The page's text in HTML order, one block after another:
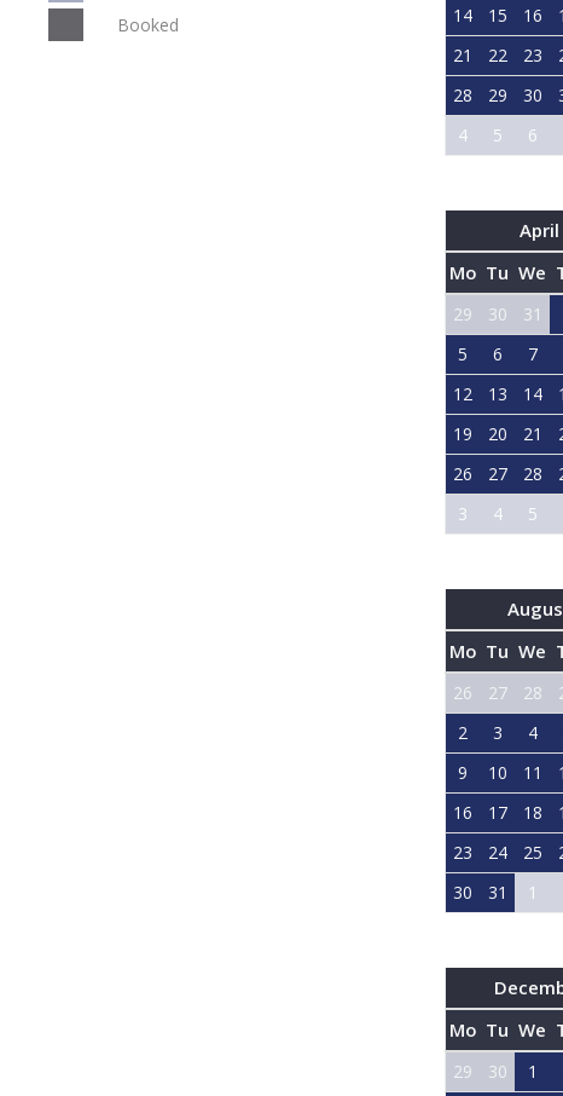
Booked
14
15 16
21
22 23
28
29 30
4
5 6
April
Mo Tu We
29 30 31
5
6 7
12
13 14
19
20 21
26
27 28
3
4 5
Mo Tu We
26 27 28
2
3 4
9
10 11
16
17 18
23
24 25
30
31 1
Mo Tu We
29 30 1